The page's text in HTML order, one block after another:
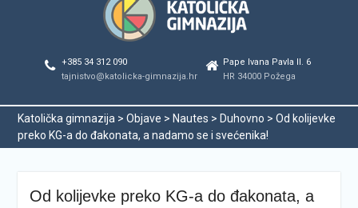
organizaciji tijekom ljetnog
odmora učenika za školsku
godinu 2025./2026.
Svečanom dodjelom
maturalnih svjedodžbi
2022./2026.
Odmor od škole, ali ne i od
vrlina
+385 34 312 090
tajnistvo@katolicka-gimnazija.hr
Pape Ivana Pavla II. 6
HR 34000 Požega
Katolička gimnazija > Objave > Nautes > Duhovno > Od kolijevke
preko KG-a do đakonata, a nadamo se i svećenika!
Od kolijevke preko KG-a do đakonata, a